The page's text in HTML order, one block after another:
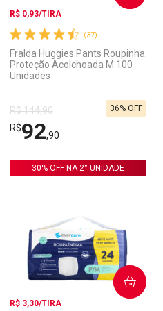
Comprar sem Desconto
Por R$ 139,99/cada
Comprar sem Desconto
Por R$ 139,99/cada
(37)
R$ 0,93/TIRA
Fralda Huggies Pants Roupinha
Proteção Acolchoada M 100
Unidades
R$ 144,90
R$92,90
36% OFF
R$ 3,30/TIRA
30% OFF NA 2° UNIDADE
COMPRAR